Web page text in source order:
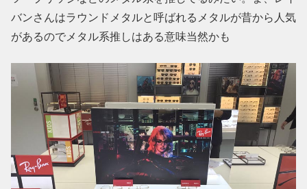
バンさんはラウンドメタルと呼ばれるメタルが昔から人気
があるのでメタル系推しはある意味当然かも